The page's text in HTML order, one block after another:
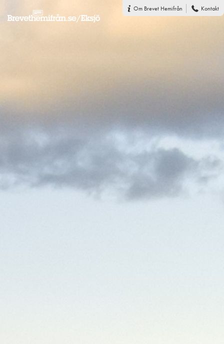
Om Brevet Hemifrån Kontakt